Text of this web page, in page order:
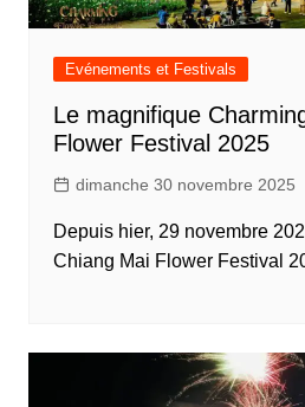
Evénements et Festivals
Le magnifique
Flower Festival 2025
dimanche 30 novembre 2025
Depuis hier, 29 novembre
Chiang Mai Flower Festival